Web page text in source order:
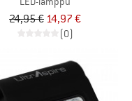
24,95 € 14,97 €
(0)